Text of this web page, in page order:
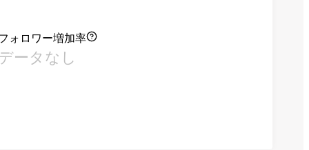
ォロワー増加率
ータなし